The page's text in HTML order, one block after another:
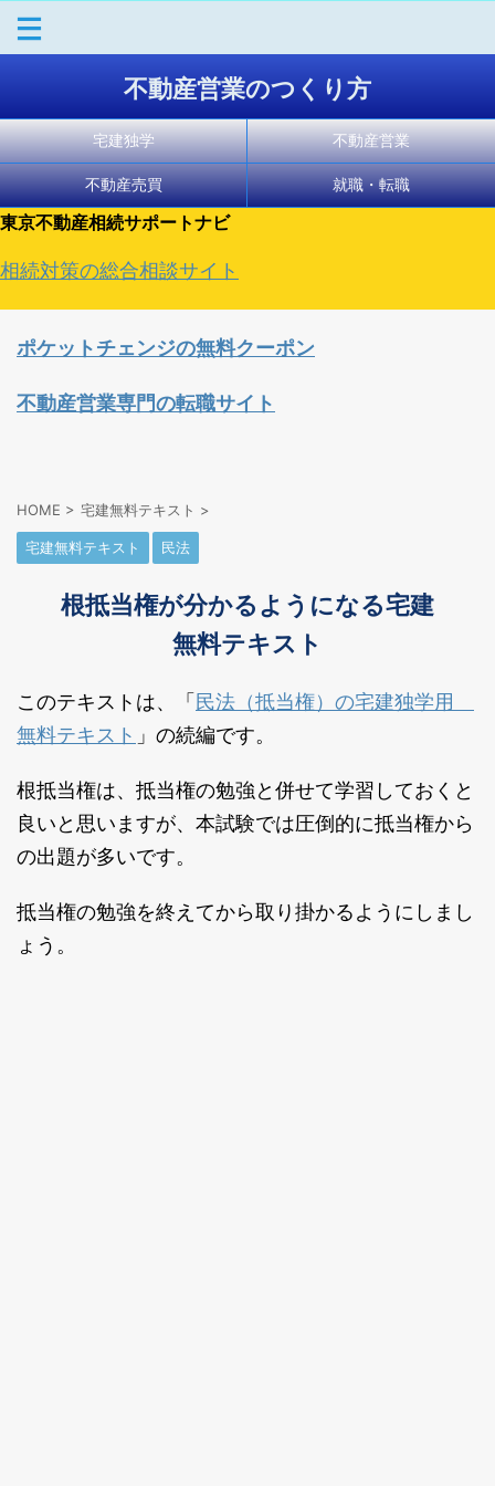
不動産営業のつくり方
宅建独学 不動産営業
不動産売買 就職・転職
東京不動産相続サポートナビ
相続対策の総合相談サイト
ポケットチェンジの無料クーポン
不動産営業専門の転職サイト
HOME > 宅建無料テキスト >
宅建無料テキスト 民法
根抵当権が分かるようになる宅建
無料テキスト
このテキストは、「 民法（抵当権）の宅建独学用
無料テキスト 」の続編です。
根抵当権は、抵当権の勉強と併せて学習しておくと
良いと思いますが、本試験では圧倒的に抵当権から
の出題が多いです。
抵当権の勉強を終えてから取り掛かるようにしまし
ょう。